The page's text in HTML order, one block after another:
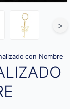
>
con Nombre